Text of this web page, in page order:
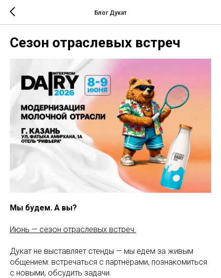
Блог Дукат
Сезон отраслевых встреч
Мы будем. А вы?
Июнь — сезон отраслевых встреч.
Дукат не выставляет стенды — мы едем за живым
общением: встречаться с партнёрами, познакомиться
с новыми, обсудить задачи.